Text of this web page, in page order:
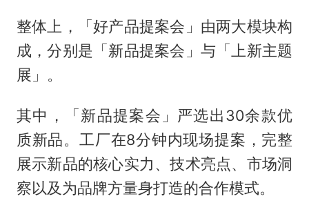
整体上，「好产品提案会」由两大模块构
成，分别是「新品提案会」与「上新主题
展」。
其中，「新品提案会」严选出30余款优
质新品。工厂在8分钟内现场提案，完整
展示新品的核心实力、技术亮点、市场洞
察以及为品牌方量身打造的合作模式。